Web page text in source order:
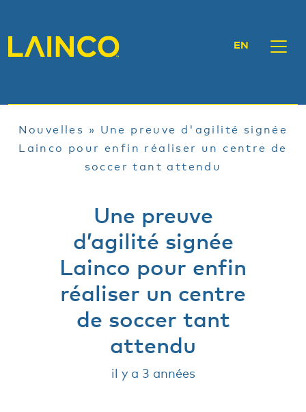
EN
Nouvelles » Une preuve d'agilité signée
Lainco pour enfin réaliser un centre de
soccer tant attendu
Une preuve
d’agilité signée
Lainco pour enfin
réaliser un centre
de soccer tant
attendu
il y a 3 années